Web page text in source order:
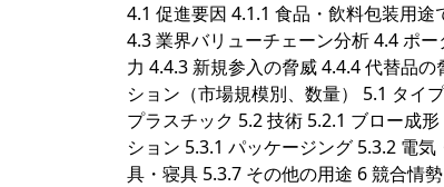
4.1 促進要因 4.1.1 食品・飲料包装用
4.3 業界バリューチェーン分析 4.4 ポ
力 4.4.3 新規参入の脅威 4.4.4 代替品
ション（市場規模別、数量） 5.1 タイ
プラスチック 5.2 技術 5.2.1 ブロー成
ション 5.3.1 パッケージング 5.3.2 電
具・寝具 5.3.7 その他の用途 6 競合情